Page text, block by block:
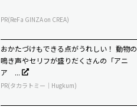
PR(ReFa GINZA on CREA)
おかたづけもできる点がうれしい！ 動物の
鳴き声やセリフが盛りだくさんの「アニ
ア ...
PR(タカラトミー｜Hugkum)